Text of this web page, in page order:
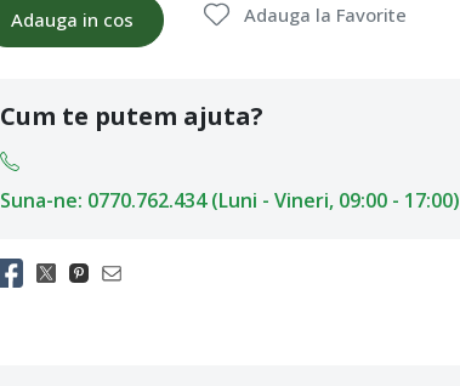
Adauga in cos Adauga la Favorite
Cum te putem ajuta?
Suna-ne: 0770.762.434 (Luni - Vineri, 09:00 - 17:00)